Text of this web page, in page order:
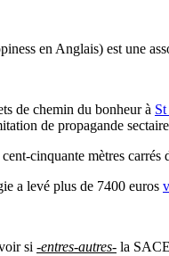
en Anglais) est une
de chemin du bonheur à
de propagande
cinquante mètres
a levé plus de 7400 euros
si -entres-autres- la